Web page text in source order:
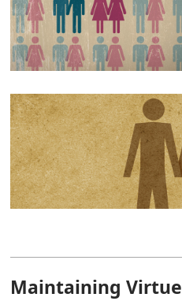
Maintaining Virtue